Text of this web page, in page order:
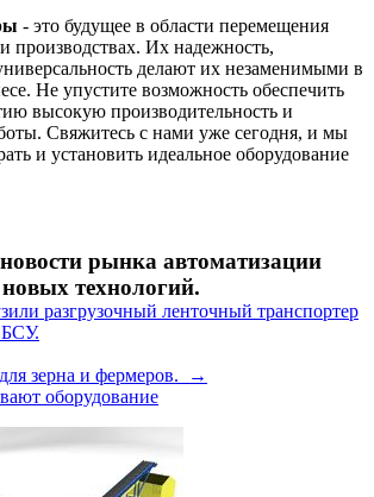
- это будущее в области перемещения
производствах. Их надежность,
делают их незаменимыми в
Не упустите возможность обеспечить
высокую производительность и
Свяжитесь с нами уже сегодня, и мы
и установить идеальное оборудование
рынка автоматизации
технологий.
разгрузочный ленточный транспортер
БСУ.
зерна и фермеров. →
оборудование